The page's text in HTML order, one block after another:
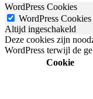
WordPress Cookies
WordPress Cookies
Altijd ingeschakeld
Deze cookies zijn
WordPress terwijl de
Cookie